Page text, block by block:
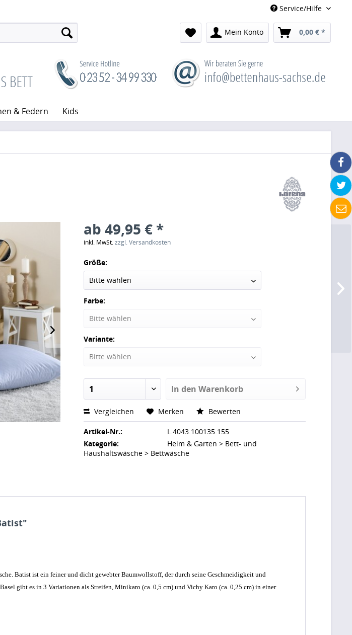
Service/Hilfe
Mein Konto 0,00 € *
& Federn Kids
ab 49,95 € *
inkl. MwSt.zzgl. Versandkosten
Größe:
Farbe:
Variante:
In den Warenkorb
Vergleichen Merken Bewerten
Artikel-Nr.:
L.4043.100135.155
Kategorie:
Heim & Garten > Bett- und
Haushaltswäsche > Bettwäsche
Batist ist ein feiner und dicht gewebter Baumwollstoff, der durch seine Geschmeidigkeit und
gibt es in 3 Variationen als Streifen, Minikaro (ca. 0,5 cm) und Vichy Karo (ca. 0,25 cm) in einer